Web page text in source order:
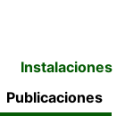
Instalaciones
Publicaciones